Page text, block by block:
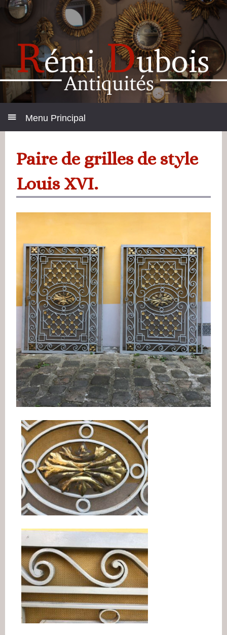
Menu Principal
Paire de grilles de style
Louis XVI.